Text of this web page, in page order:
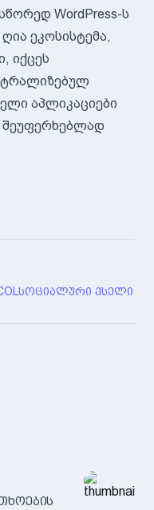
WordPress-ს
ეკოსისტემა,
იქცეს
აპლიკაციები
შეუფერხებლად
ᲡᲝᲪᲘᲐᲚᲣᲠᲘ ᲥᲡᲔᲚᲘ